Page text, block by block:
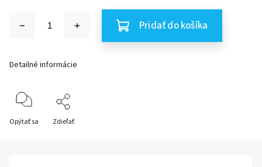
Pridať do košíka
Detailné informácie
Opýtať sa Zdieľať